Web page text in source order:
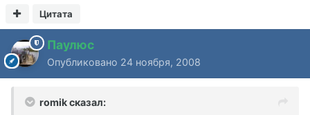
Цитата
Паулюс
Опубликовано 24 ноября, 2008
romik сказал: